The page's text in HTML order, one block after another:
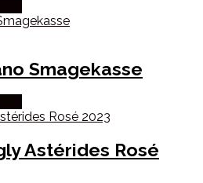
Smagekasse
Astérides Rosé